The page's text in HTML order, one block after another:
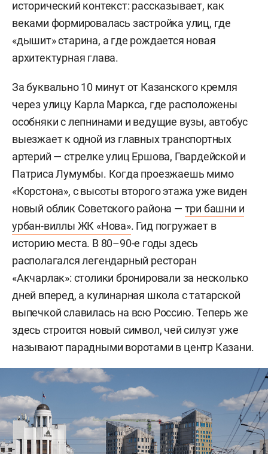
исторический контекст: рассказывает, как
веками формировалась застройка улиц, где
«дышит» старина, а где рождается новая
архитектурная глава.
За буквально 10 минут от Казанского кремля
через улицу Карла Маркса, где расположены
особняки с лепнинами и ведущие вузы, автобус
выезжает к одной из главных транспортных
артерий — стрелке улиц Ершова, Гвардейской и
Патриса Лумумбы. Когда проезжаешь мимо
«Корстона», с высоты второго этажа уже виден
новый облик Советского района — три башни и
урбан-виллы ЖК «Нова». Гид погружает в
историю места. В 80–90-е годы здесь
располагался легендарный ресторан
«Акчарлак»: столики бронировали за несколько
дней вперед, а кулинарная школа с татарской
выпечкой славилась на всю Россию. Теперь же
здесь строится новый символ, чей силуэт уже
называют парадными воротами в центр Казани.